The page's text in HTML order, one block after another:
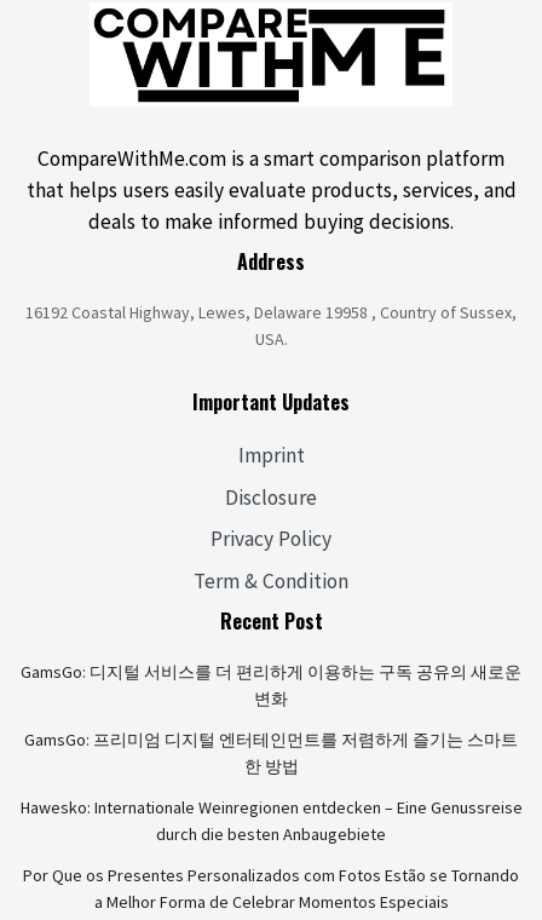
CompareWithMe.com is a smart comparison platform
that helps users easily evaluate products, services, and
deals to make informed buying decisions.
Address
16192 Coastal Highway, Lewes, Delaware 19958 , Country of Sussex,
USA.
Important Updates
Imprint
Disclosure
Privacy Policy
Term & Condition
Recent Post
GamsGo: 디지털 서비스를 더 편리하게 이용하는 구독 공유의 새로운
변화
GamsGo: 프리미엄 디지털 엔터테인먼트를 저렴하게 즐기는 스마트
한 방법
Hawesko: Internationale Weinregionen entdecken – Eine Genussreise
durch die besten Anbaugebiete
Por Que os Presentes Personalizados com Fotos Estão se Tornando
a Melhor Forma de Celebrar Momentos Especiais